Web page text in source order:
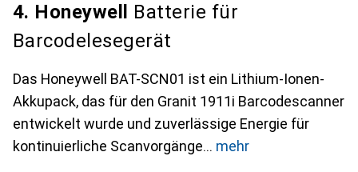
4. Honeywell
Batterie für
Barcodelesegerät
Das Honeywell BAT-SCN01 ist ein Lithium-Ionen-
Akkupack, das für den Granit 1911i Barcodescanner
entwickelt wurde und zuverlässige Energie für
kontinuierliche Scanvorgänge
mehr